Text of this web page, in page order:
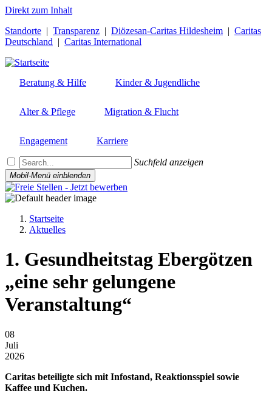
Direkt zum Inhalt
Standorte | Transparenz | Diözesan-Caritas Hildesheim | Caritas
Deutschland | Caritas International
Beratung & Hilfe Kinder & Jugendliche
Alter & Pflege Migration & Flucht
Engagement Karriere
Suchfeld anzeigen
Mobil-Menü einblenden
Pfadnavigation
Startseite
Aktuelles
1. Gesundheitstag Ebergötzen
„eine sehr gelungene
Veranstaltung“
08
Juli
2026
Caritas beteiligte sich mit Infostand, Reaktionsspiel sowie
Kaffee und Kuchen.